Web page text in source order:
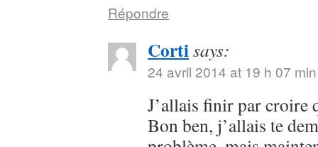
Répondre
Cortisays:
24 avril 2014 at 19 h 07 min
J’allais finir par croire
Bon ben, j’allais te